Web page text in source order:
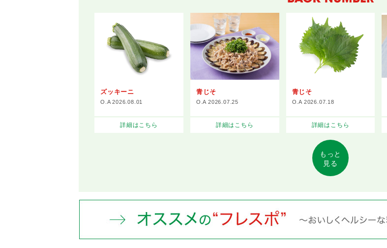
ズッキーニ
O.A 2026.08.01
詳細はこちら
青じそ
O.A 2026.07.25
詳細はこちら
青じそ
O.A 2026.07.18
詳細はこちら
もっと
見る